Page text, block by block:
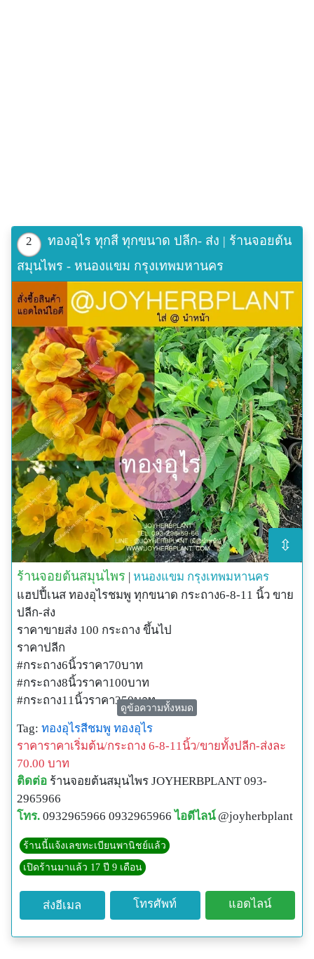
2
ทองอุไร ทุกสี ทุกขนาด ปลีก- ส่ง | ร้านจอยต้น
สมุนไพร - หนองแขม กรุงเทพมหานคร
⇳
ร้านจอยต้นสมุนไพร | หนองแขม กรุงเทพมหานคร
แฮปปี้เนส ทองอุไรชมพู ทุกขนาด กระถาง6-8-11 นิ้ว ขาย
ปลีก-ส่ง
ราคาขายส่ง 100 กระถาง ขึ้นไป
ราคาปลีก
#กระถาง6นิ้วราคา70บาท
#กระถาง8นิ้วราคา100บาท
#กระถาง11นิ้วราคา350บาท
สนใจสอบถามรายละเอียดเพิ่มเติม
Tel :: 093-296-5966
Line :: @joyherbplant (ใส่@นำหน้า)
ดูข้อความทั้งหมด
Tag: ทองอุไรสีชมพู ทองอุไร
ราคาราคาเริ่มต้น/กระถาง 6-8-11นิ้ว/ขายทั้งปลีก-ส่งละ
70.00 บาท
ติดต่อ ร้านจอยต้นสมุนไพร JOYHERBPLANT 093-
2965966
โทร. 0932965966 0932965966 ไอดีไลน์ @joyherbplant
ร้านนี้แจ้งเลขทะเบียนพานิชย์แล้ว
เปิดร้านมาแล้ว 17 ปี 9 เดือน
ส่งอีเมล โทรศัพท์ แอดไลน์